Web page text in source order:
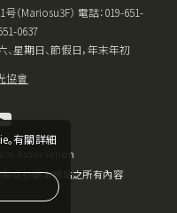
有關詳細
（Mariosu3F） 電話：019-651-
0637
星期日、節假日，年末年初
協會
Association
或抄襲本網站之所有內容